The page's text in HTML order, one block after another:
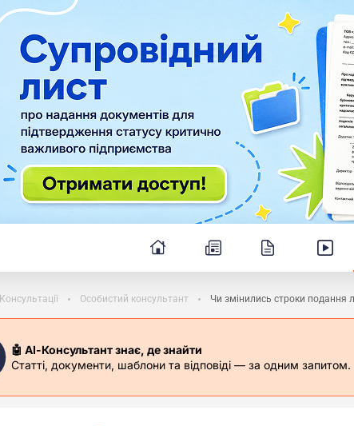
Консультації Особистий консультант Чи змінились строки подання
🤖 АІ-Консультант знає, де знайти
Статті, документи, шаблони та відповіді — за одним запитом.